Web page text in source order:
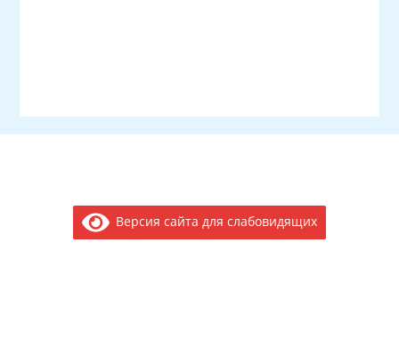
Версия сайта для слабовидящих